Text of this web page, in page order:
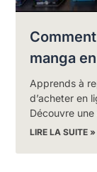
manga
Apprends à
d’acheter en
Découvre
LIRE LA SUITE »